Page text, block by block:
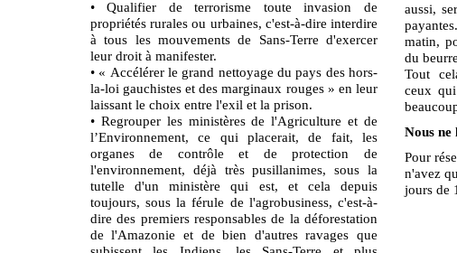
• Qualifier de terrorisme toute invasion de
propriétés rurales ou urbaines, c'est-à-dire interdire
à tous les mouvements de Sans-Terre d'exercer
leur droit à manifester.
• « Accélérer le grand nettoyage du pays des hors-
la-loi gauchistes et des marginaux rouges » en leur
laissant le choix entre l'exil et la prison.
• Regrouper les ministères de l'Agriculture et de
l’Environnement, ce qui placerait, de fait, les
organes de contrôle et de protection de
l'environnement, déjà très pusillanimes, sous la
tutelle d'un ministère qui est, et cela depuis
toujours, sous la férule de l'agrobusiness, c'est-à-
dire des premiers responsables de la déforestation
de l'Amazonie et de bien d'autres ravages que
aussi,
matin,
du
Tout
ceux
Nous ne
Pour
n'avez
jours de